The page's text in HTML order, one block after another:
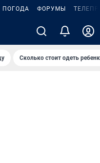
ПОГОДА ФОРУМЫ
Сколько стоит одеть